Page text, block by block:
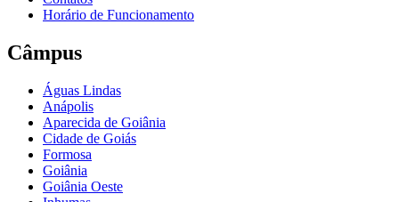
Horário de Funcionamento
Câmpus
Águas Lindas
Anápolis
Aparecida de Goiânia
Cidade de Goiás
Formosa
Goiânia
Goiânia Oeste